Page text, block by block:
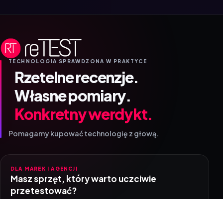
TECHNOLOGIA SPRAWDZONA W PRAKTYCE
Rzetelne recenzje.
Własne pomiary.
Konkretny werdykt.
Pomagamy kupować technologię z głową.
DLA MAREK I AGENCJI
Masz sprzęt, który warto uczciwie
przetestować?